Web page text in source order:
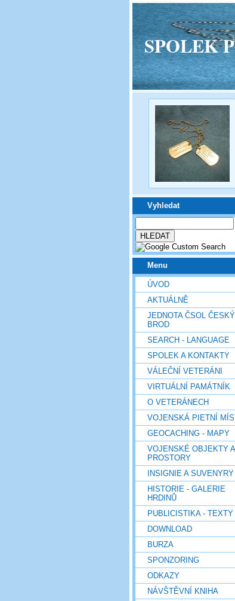
SPOLEK
Vyhledat
Menu
ÚVOD
AKTUÁLNĚ
JEDNOTA ČSOL ČESKÝ
BROD
SEARCH - LANGUAGE
SPOLEK A KONTAKTY
VÁLEČNÍ VETERÁNI
VIRTUÁLNÍ PAMÁTNÍK
O VETERÁNECH
VOJENSKÁ PIETNÍ
GEOCACHING - MAPY
VOJENSKÉ OBJEKTY A
PROSTORY
INSIGNIE A SUVENYRY
HISTORIE - GALERIE
HRDINŮ
PUBLICISTIKA - TEXTY
DOWNLOAD
BURZA
SPONZORING
ODKAZY
NÁVŠTĚVNÍ KNIHA